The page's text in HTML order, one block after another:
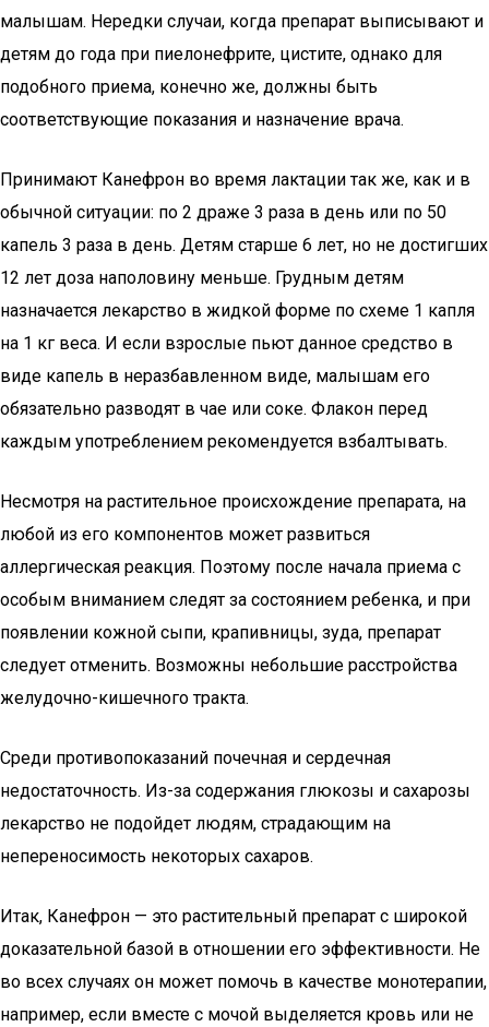
малышам. Нередки случаи, когда препарат выписывают и
детям до года при пиелонефрите, цистите, однако для
подобного приема, конечно же, должны быть
соответствующие показания и назначение врача.
Принимают Канефрон во время лактации так же, как и в
обычной ситуации: по 2 драже 3 раза в день или по 50
капель 3 раза в день. Детям старше 6 лет, но не достигших
12 лет доза наполовину меньше. Грудным детям
назначается лекарство в жидкой форме по схеме 1 капля
на 1 кг веса. И если взрослые пьют данное средство в
виде капель в неразбавленном виде, малышам его
обязательно разводят в чае или соке. Флакон перед
каждым употреблением рекомендуется взбалтывать.
Несмотря на растительное происхождение препарата, на
любой из его компонентов может развиться
аллергическая реакция. Поэтому после начала приема с
особым вниманием следят за состоянием ребенка, и при
появлении кожной сыпи, крапивницы, зуда, препарат
следует отменить. Возможны небольшие расстройства
желудочно-кишечного тракта.
Среди противопоказаний почечная и сердечная
недостаточность. Из-за содержания глюкозы и сахарозы
лекарство не подойдет людям, страдающим на
непереносимость некоторых сахаров.
Итак, Канефрон — это растительный препарат с широкой
доказательной базой в отношении его эффективности. Не
во всех случаях он может помочь в качестве монотерапии,
например, если вместе с мочой выделяется кровь или не